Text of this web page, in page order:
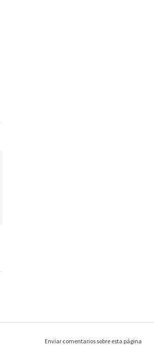
Enviar comentarios sobre esta página